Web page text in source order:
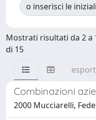
o inserisci le
Mostrati risultati da 2 a
di 15
Combinazioni
2000 Mucciarelli,